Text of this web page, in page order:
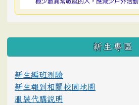
:::
新生專區
新生編班測驗
新生報到相關校園地圖
服裝代購說明